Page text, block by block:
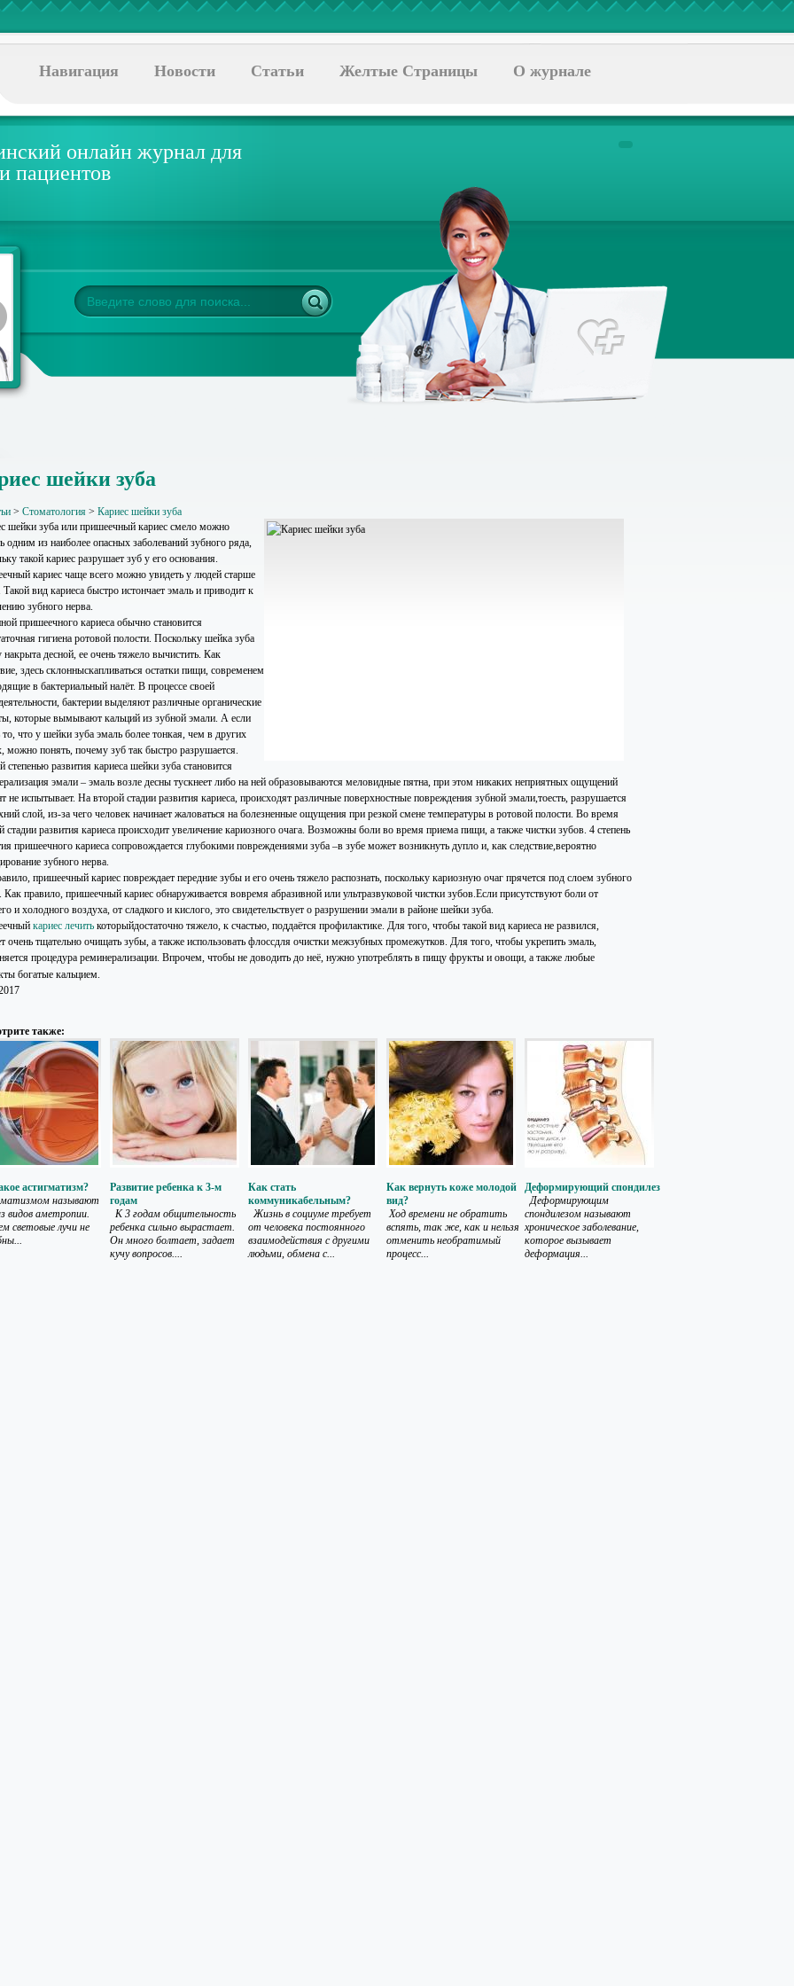
Навигация Новости Статьи Желтые Страницы О журнале
онлайн журнал для
пациентов
шейки зуба
> Стоматология > Кариес шейки зуба
шейки зуба или пришеечный кариес смело можно
одним из наиболее опасных заболеваний зубного ряда,
такой кариес разрушает зуб у его основания.
кариес чаще всего можно увидеть у людей старше
Такой вид кариеса быстро истончает эмаль и приводит к
зубного нерва.
пришеечного кариеса обычно становится
гигиена ротовой полости. Поскольку шейка зуба
накрыта десной, ее очень тяжело вычистить. Как
здесь склонныскапливаться остатки пищи, современем
в бактериальный налёт. В процессе своей
бактерии выделяют различные органические
которые вымывают кальций из зубной эмали. А если
то, что у шейки зуба эмаль более тонкая, чем в других
можно понять, почему зуб так быстро разрушается.
степенью развития кариеса шейки зуба становится
эмали – эмаль возле десны тускнеет либо на ней образовываются меловидные пятна, при этом никаких неприятных ощущений
не испытывает. На второй стадии развития кариеса, происходят различные поверхностные повреждения зубной эмали,тоесть, разрушается
слой, из-за чего человек начинает жаловаться на болезненные ощущения при резкой смене температуры в ротовой полости. Во время
стадии развития кариеса происходит увеличение кариозного очага. Возможны боли во время приема пищи, а также чистки зубов. 4 степень
пришеечного кариеса сопровождается глубокими повреждениями зуба –в зубе может возникнуть дупло и, как следствие,вероятно
зубного нерва.
пришеечный кариес повреждает передние зубы и его очень тяжело распознать, поскольку кариозную очаг прячется под слоем зубного
Как правило, пришеечный кариес обнаруживается вовремя абразивной или ультразвуковой чистки зубов.Если присутствуют боли от
и холодного воздуха, от сладкого и кислого, это свидетельствует о разрушении эмали в районе шейки зуба.
кариес лечить которыйдостаточно тяжело, к счастью, поддаётся профилактике. Для того, чтобы такой вид кариеса не развился,
очень тщательно очищать зубы, а также использовать флоссдля очистки межзубных промежутков. Для того, чтобы укрепить эмаль,
процедура реминерализации. Впрочем, чтобы не доводить до неё, нужно употреблять в пищу фрукты и овощи, а также любые
богатые кальцием.
также:
астигматизм?
называют
видов аметропии.
световые лучи не
Развитие ребенка к 3-м
годам
К 3 годам общительность
ребенка сильно вырастает.
Он много болтает, задает
кучу вопросов....
Как стать
коммуникабельным?
Жизнь в социуме требует
от человека постоянного
взаимодействия с другими
людьми, обмена с...
Как вернуть коже молодой
вид?
Ход времени не обратить
вспять, так же, как и нельзя
отменить необратимый
процесс...
Деформирующий спондилез
Деформирующим
спондилезом называют
хроническое заболевание,
которое вызывает
деформация...